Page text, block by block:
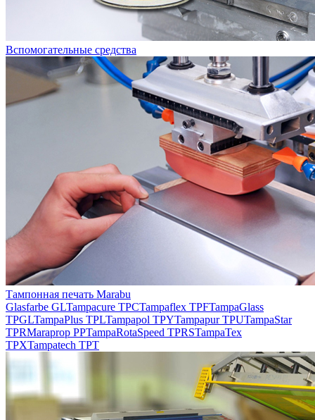
Вспомогательные средства
Тампонная печать Marabu
Glasfarbe GLTampacure TPCTampaflex TPFTampaGlass
TPGLTampaPlus TPLTampapol TPYTampapur TPUTampaStar
TPRMaraprop PPTampaRotaSpeed TPRSTampaTex
TPXTampatech TPT